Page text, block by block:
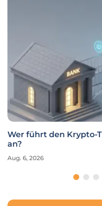
Wer führt den Krypto-
an?
Aug. 6, 2026